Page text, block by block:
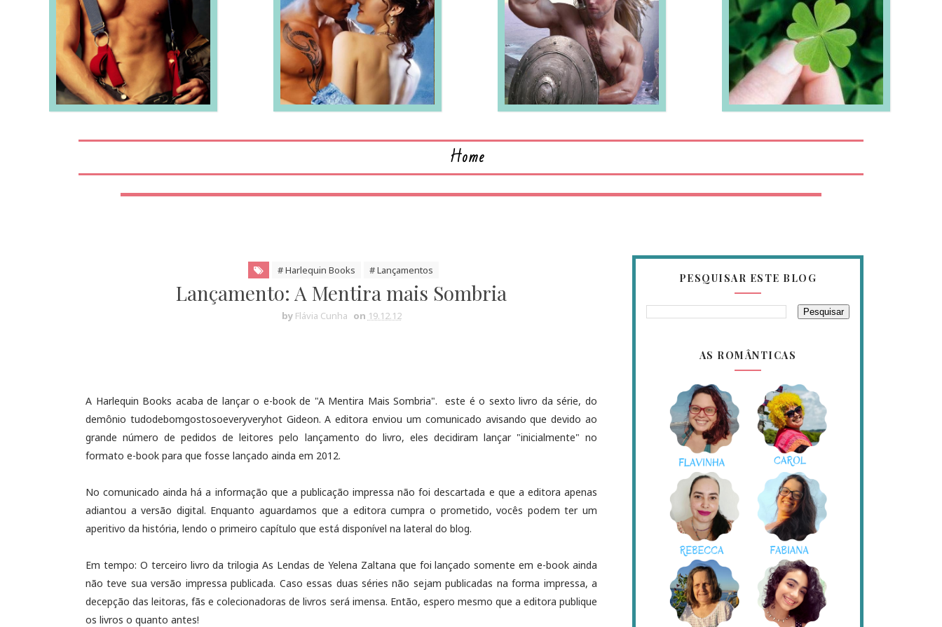
LEIA MAIS LEIA MAIS LEIA MAIS
Home
# Harlequin Books # Lançamentos
Lançamento: A Mentira mais Sombria
by Flávia Cunha on 19.12.12
A Harlequin Books acaba de lançar o e-book de "A Mentira Mais Sombria". este é o sexto livro da série, do
demônio tudodebomgostosoeveryveryhot Gideon. A editora enviou um comunicado avisando que devido ao
grande número de pedidos de leitores pelo lançamento do livro, eles decidiram lançar "inicialmente" no
formato e-book para que fosse lançado ainda em 2012.
No comunicado ainda há a informação que a publicação impressa não foi descartada e que a editora apenas
adiantou a versão digital. Enquanto aguardamos que a editora cumpra o prometido, vocês podem ter um
aperitivo da história, lendo o primeiro capítulo que está disponível na lateral do blog.
Em tempo: O terceiro livro da trilogia As Lendas de Yelena Zaltana que foi lançado somente em e-book ainda
não teve sua versão impressa publicada. Caso essas duas séries não sejam publicadas na forma impressa, a
decepção das leitoras, fãs e colecionadoras de livros será imensa. Então, espero mesmo que a editora publique
os livros o quanto antes!
PESQUISAR ESTE BLOG
AS ROMÂNTICAS